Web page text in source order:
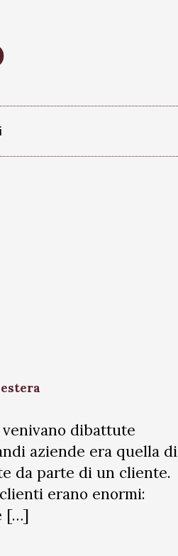
dibattute
aziende era quella di
da parte di un cliente.
erano enormi:
[…]